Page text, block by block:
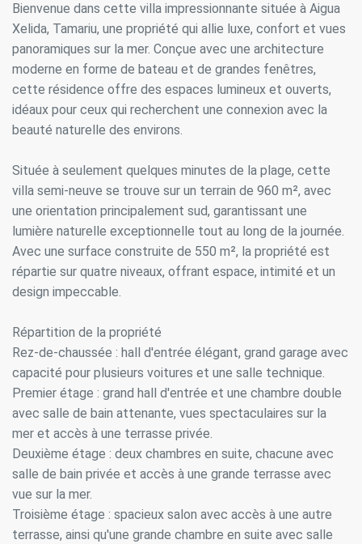
Bienvenue dans cette villa impressionnante située à Aigua
Xelida, Tamariu, une propriété qui allie luxe, confort et vues
panoramiques sur la mer. Conçue avec une architecture
moderne en forme de bateau et de grandes fenêtres,
cette résidence offre des espaces lumineux et ouverts,
idéaux pour ceux qui recherchent une connexion avec la
beauté naturelle des environs.
Située à seulement quelques minutes de la plage, cette
villa semi-neuve se trouve sur un terrain de 960 m², avec
une orientation principalement sud, garantissant une
lumière naturelle exceptionnelle tout au long de la journée.
Avec une surface construite de 550 m², la propriété est
répartie sur quatre niveaux, offrant espace, intimité et un
design impeccable.
Répartition de la propriété
Rez-de-chaussée : hall d'entrée élégant, grand garage avec
capacité pour plusieurs voitures et une salle technique.
Premier étage : grand hall d'entrée et une chambre double
avec salle de bain attenante, vues spectaculaires sur la
mer et accès à une terrasse privée.
Deuxième étage : deux chambres en suite, chacune avec
salle de bain privée et accès à une grande terrasse avec
vue sur la mer.
Troisième étage : spacieux salon avec accès à une autre
terrasse, ainsi qu'une grande chambre en suite avec salle